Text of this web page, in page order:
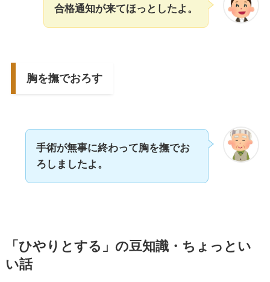
合格通知が来てほっとしたよ。
胸を撫でおろす
手術が無事に終わって胸を撫でお
ろしましたよ。
「ひやりとする」の豆知識・ちょっとい
い話